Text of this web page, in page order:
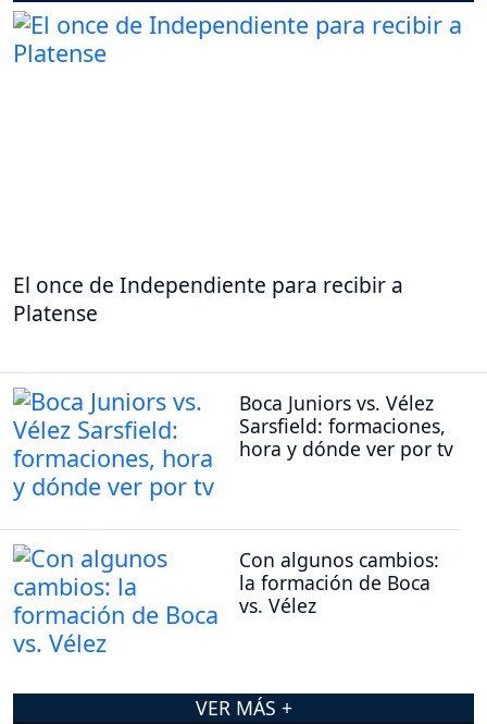
El once de Independiente para recibir a
Platense
Boca Juniors vs. Vélez
Sarsfield: formaciones,
hora y dónde ver por tv
Con algunos cambios:
la formación de Boca
vs. Vélez
VER MÁS +